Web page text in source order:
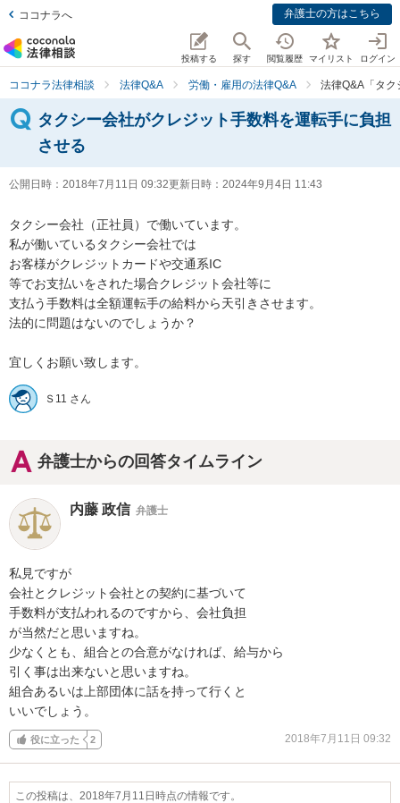
ココナラへ 弁護士の方はこちら
投稿する 探す 閲覧履歴 マイリスト ログイン
ココナラ法律相談 法律Q&A 労働・雇用の法律Q&A 法律Q&A「タ
タクシー会社がクレジット手数料を運転手に負担
させる
公開日時： 2018年7月11日 09:32更新日時： 2024年9月4日 11:43
タクシー会社（正社員）で働いています。
私が働いているタクシー会社では
お客様がクレジットカードや交通系IC
等でお支払いをされた場合クレジット会社等に
支払う手数料は全額運転手の給料から天引きさせます。
法的に問題はないのでしょうか？
宜しくお願い致します。
Ｓ11 さん
弁護士からの回答タイムライン
内藤 政信 弁護士
私見ですが
会社とクレジット会社との契約に基づいて
手数料が支払われるのですから、会社負担
が当然だと思いますね。
少なくとも、組合との合意がなければ、給与から
引く事は出来ないと思いますね。
組合あるいは上部団体に話を持って行くと
いいでしょう。
役に立った 2 2018年7月11日 09:32
この投稿は、2018年7月11日時点の情報です。